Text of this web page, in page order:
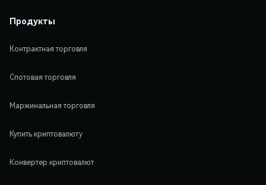
Продукты
Контрактная торговля
Спотовая торговля
Маржинальная торговля
Купить криптовалюту
Конвертер криптовалют